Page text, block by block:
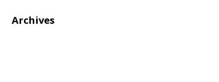
Archives